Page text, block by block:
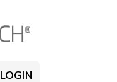
LOGIN